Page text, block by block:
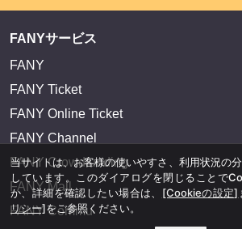
FANYサービス
FANY
FANY Ticket
FANY Online Ticket
FANY Channel
FANY Crowdfunding
FANY Mall
FANY Commu
当サイトは、お客様の使いやすさ、利用状況の
しています。このダイアログを閉じることで
か、詳細を確認したい場合は、 [Cookieの設定]
リシー]をご参照ください。